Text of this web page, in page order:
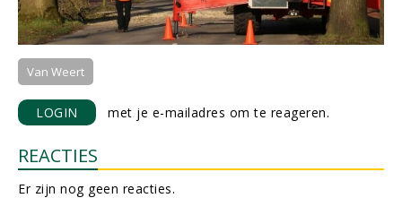
Van Weert
LOGIN met je e-mailadres om te reageren.
REACTIES
Er zijn nog geen reacties.